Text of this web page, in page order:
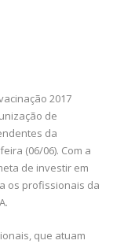
2017
de
da
(06/06). Com a
de investir em
os profissionais da
que atuam